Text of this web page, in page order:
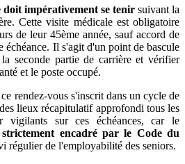
impérativement se tenir suivant la
Cette visite médicale est obligatoire
de leur 45ème année, sauf accord de
échéance. Il s'agit d'un point de bascule
seconde partie de carrière et vérifier
et le poste occupé.
rendez-vous s'inscrit dans un cycle de
lieux récapitulatif approfondi tous les
vigilants sur ces échéances, car le
encadré par le Code du
régulier de l'employabilité des seniors.